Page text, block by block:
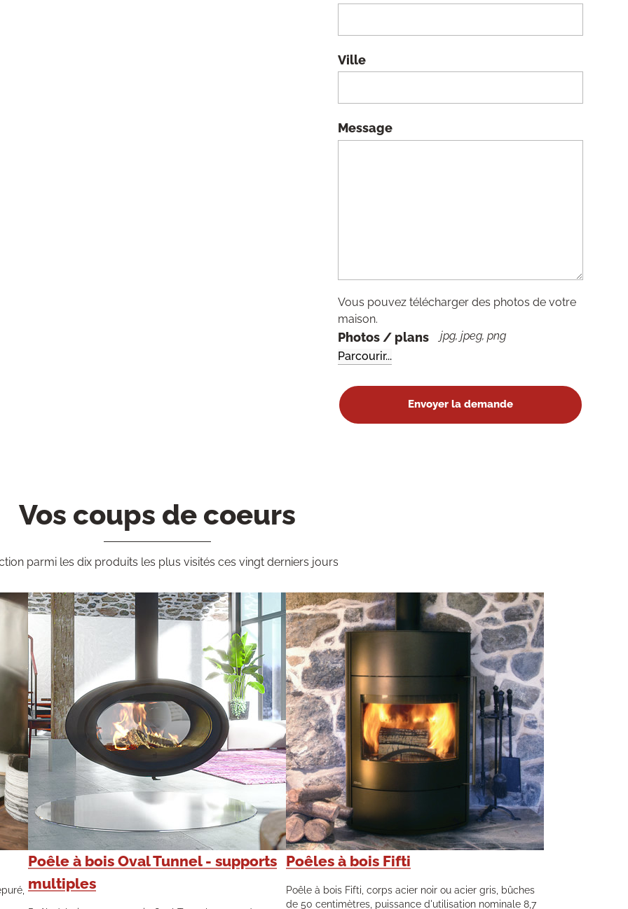
Ville
Message
Vous pouvez télécharger des photos de votre
maison.
Photos / plans jpg, jpeg, png
Vos coups de coeurs
parmi les dix produits les plus visités ces vingt derniers jours
Poêle à bois Oval Tunnel - supports
multiples
Poêles à bois Fifti
Poêle à bois Fifti, corps acier noir ou acier gris, bûches
de 50 centimètres, puissance d'utilisation nominale 8,7